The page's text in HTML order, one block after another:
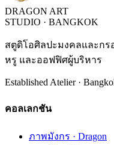
DRAGON ART
STUDIO · BANGKOK
สตูดิโอศิลปะมงคลและก
หรู และออฟฟิศผู้บริหาร
Established Atelier ·
คอลเลกชัน
ภาพมังกร · Dragon